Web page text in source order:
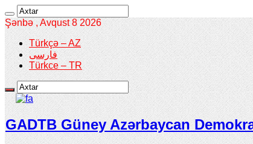
Şənbə , Avqust 8 2026
Türkçə – AZ
فارسی
Türkce – TR
GADTB Güney Azərbaycan